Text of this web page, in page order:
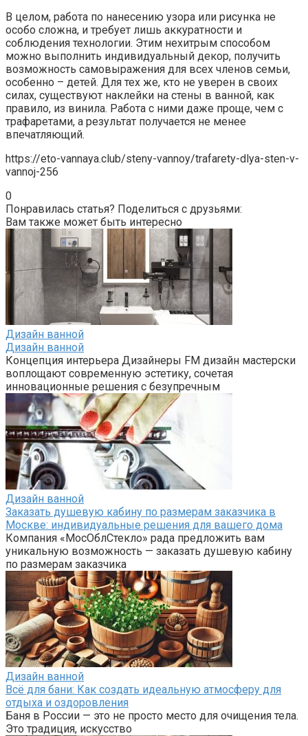
В целом, работа по нанесению узора или рисунка не
особо сложна, и требует лишь аккуратности и
соблюдения технологии. Этим нехитрым способом
можно выполнить индивидуальный декор, получить
возможность самовыражения для всех членов семьи,
особенно – детей. Для тех же, кто не уверен в своих
силах, существуют наклейки на стены в ванной, как
правило, из винила. Работа с ними даже проще, чем с
трафаретами, а результат получается не менее
впечатляющий.
https://eto-vannaya.club/steny-vannoy/trafarety-dlya-sten-v-
vannoj-256
0
Понравилась статья? Поделиться с друзьями:
Вам также может быть интересно
Дизайн ванной
Дизайн ванной
Концепция интерьера Дизайнеры FM дизайн мастерски
воплощают современную эстетику, сочетая
инновационные решения с безупречным
Дизайн ванной
Заказать душевую кабину по размерам заказчика в
Москве: индивидуальные решения для вашего дома
Компания «МосОблСтекло» рада предложить вам
уникальную возможность — заказать душевую кабину
по размерам заказчика
Дизайн ванной
Всё для бани: Как создать идеальную атмосферу для
отдыха и оздоровления
Баня в России — это не просто место для очищения тела.
Это традиция, искусство